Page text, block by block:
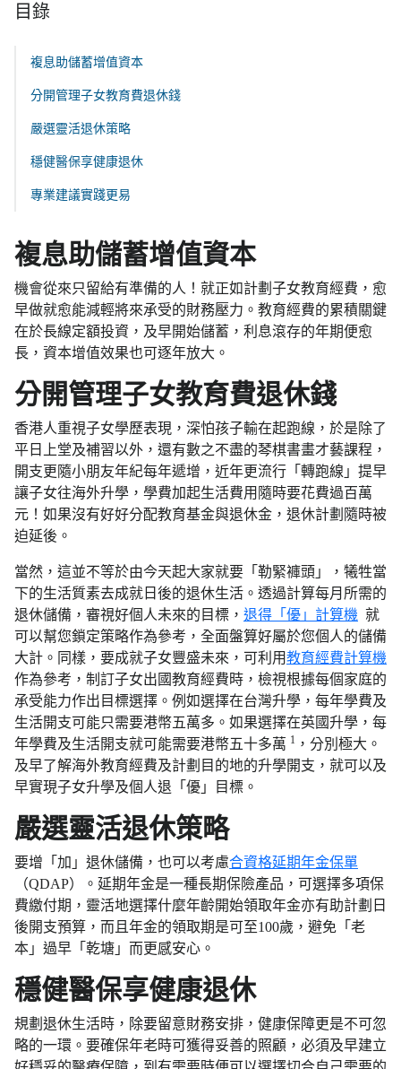
目錄
複息助儲蓄增值資本
分開管理子女教育費退休錢
嚴選靈活退休策略
穩健醫保享健康退休
專業建議實踐更易
複息助儲蓄增值資本
機會從來只留給有準備的人！就正如計劃子女教育經費，愈
早做就愈能減輕將來承受的財務壓力。教育經費的累積關鍵
在於長線定額投資，及早開始儲蓄，利息滾存的年期便愈
長，資本增值效果也可逐年放大。
分開管理子女教育費退休錢
香港人重視子女學歷表現，深怕孩子輸在起跑線，於是除了
平日上堂及補習以外，還有數之不盡的琴棋書畫才藝課程，
開支更隨小朋友年紀每年遞增，近年更流行「轉跑線」提早
讓子女往海外升學，學費加起生活費用隨時要花費過百萬
元！如果沒有好好分配教育基金與退休金，退休計劃隨時被
迫延後。
當然，這並不等於由今天起大家就要「勒緊褲頭」，犧牲當
下的生活質素去成就日後的退休生活。透過計算每月所需的
退休儲備，審視好個人未來的目標， 退得「優」計算機 就
可以幫您鎖定策略作為參考，全面盤算好屬於您個人的儲備
大計。同樣，要成就子女豐盛未來，可利用教育經費計算機
作為參考，制訂子女出國教育經費時，檢視根據每個家庭的
承受能力作出目標選擇。例如選擇在台灣升學，每年學費及
生活開支可能只需要港幣五萬多。如果選擇在英國升學，每
年學費及生活開支就可能需要港幣五十多萬 1 ，分別極大。
及早了解海外教育經費及計劃目的地的升學開支，就可以及
早實現子女升學及個人退「優」目標。
嚴選靈活退休策略
要增「加」退休儲備，也可以考慮合資格延期年金保單
（QDAP）。延期年金是一種長期保險產品，可選擇多項保
費繳付期，靈活地選擇什麼年齡開始領取年金亦有助計劃日
後開支預算，而且年金的領取期是可至100歲，避免「老
本」過早「乾塘」而更感安心。
穩健醫保享健康退休
規劃退休生活時，除要留意財務安排，健康保障更是不可忽
略的一環。要確保年老時可獲得妥善的照顧，必須及早建立